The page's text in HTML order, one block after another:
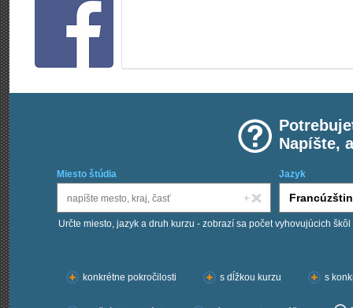
Napíšte,
Miesto štúdia Jazyk
Určte miesto, jazyk a druh kurzu - zobrazí sa počet vyhovujúcich škôl
konkrétne pokročilosti
s dĺžkou kurzu s